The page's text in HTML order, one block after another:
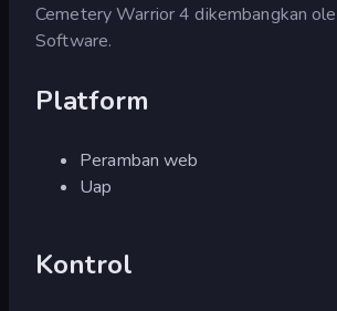
Cemetery Warrior 4 dikembangkan
Software.
Platform
Peramban web
Uap
Kontrol